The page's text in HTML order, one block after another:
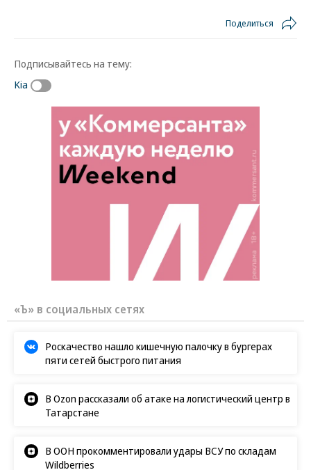
Поделиться
Подписывайтесь на тему:
Kia
«Ъ» в социальных сетях
Роскачество нашло кишечную палочку в бургерах
пяти сетей быстрого питания
В Ozon рассказали об атаке на логистический центр в
Татарстане
В ООН прокомментировали удары ВСУ по складам
Wildberries